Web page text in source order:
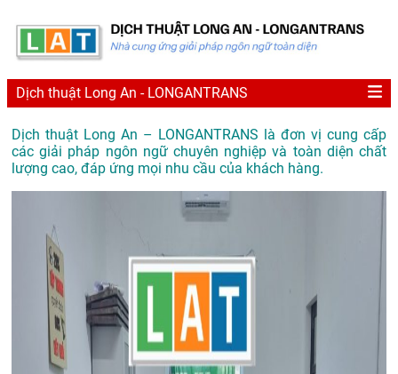
Dịch thuật Long An - LONGANTRANS
Dịch thuật Long An – LONGANTRANS là đơn vị cung cấp
các giải pháp ngôn ngữ chuyên nghiệp và toàn diện chất
lượng cao, đáp ứng mọi nhu cầu của khách hàng.